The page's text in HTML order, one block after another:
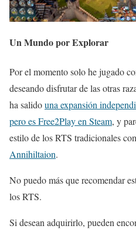
Un Mundo por Explorar
Por el momento solo he jugado
deseando disfrutar de las otras
ha salidouna expansión
pero es Free2Play en Steam, y
estilo de los RTS tradicionales
Annihiltaion.
No puedo más que recomendar
los RTS.
Si desean adquirirlo, pueden